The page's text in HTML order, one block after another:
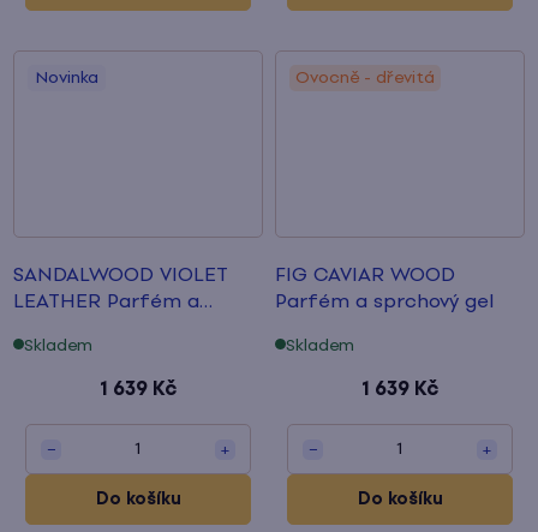
Novinka
SANDALWOOD VIOLET
LEATHER Parfém a
Skladem
1 639 Kč
− 1 +
Do košíku
Ovocně - dřevitá
FIG CAVIAR WOOD
Parfém a sprchový gel
Skladem
1 639 Kč
− 1 +
Do košíku